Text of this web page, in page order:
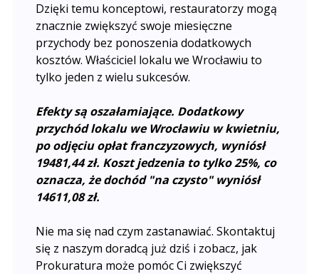
Dzięki temu konceptowi, restauratorzy mogą
znacznie zwiększyć swoje miesięczne
przychody bez ponoszenia dodatkowych
kosztów. Właściciel lokalu we Wrocławiu to
tylko jeden z wielu sukcesów.
Efekty są oszałamiające. Dodatkowy
przychód lokalu we Wrocławiu w kwietniu,
po odjęciu opłat franczyzowych, wyniósł
19481,44 zł. Koszt jedzenia to tylko 25%, co
oznacza, że dochód "na czysto" wyniósł
14611,08 zł.
Nie ma się nad czym zastanawiać. Skontaktuj
się z naszym doradcą już dziś i zobacz, jak
Prokuratura może pomóc Ci zwiększyć